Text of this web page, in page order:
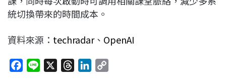
統切換帶來的時間成本。
資料來源： techradar、 OpenAI